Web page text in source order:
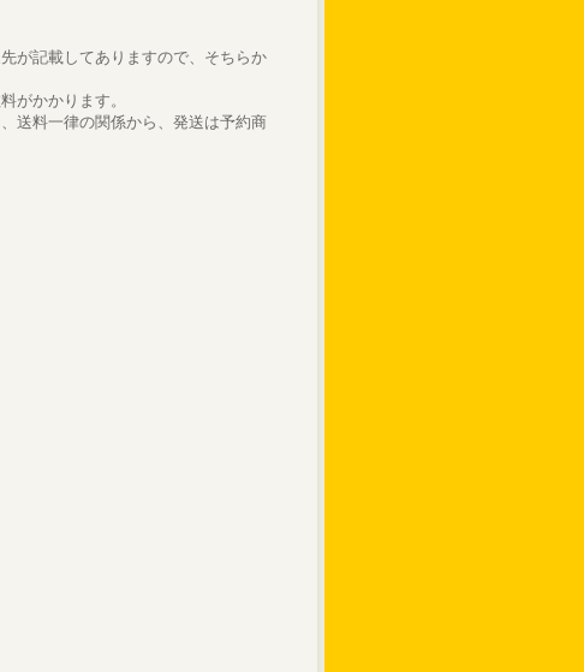
が記載してありますので、そちらか
がかかります。
送料一律の関係から、発送は予約商